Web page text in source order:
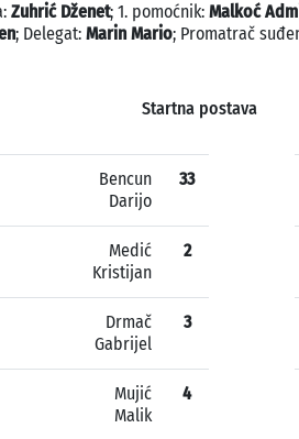
Zuhrić Dženet; 1. pomoćnik: Malkoć
; Delegat: Marin Mario; Promatrač
Startna postava
Bencun
Darijo
33
Medić
Kristijan
2
Drmač
Gabrijel
3
Mujić
Malik
4